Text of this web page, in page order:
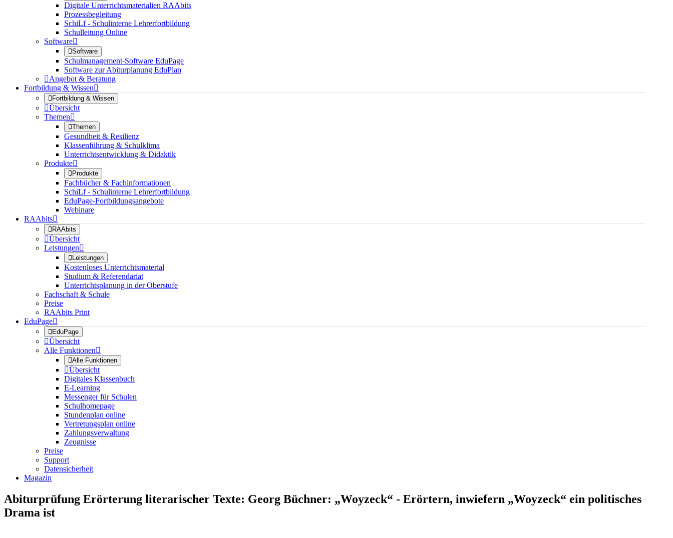
Digitale Unterrichtsmaterialien RAAbits
Prozessbegleitung
SchiLf - Schulinterne Lehrerfortbildung
Schulleitung Online
Software
Software
Schulmanagement-Software EduPage
Software zur Abiturplanung EduPlan
Angebot & Beratung
Fortbildung & Wissen
Fortbildung & Wissen
Übersicht
Themen
Themen
Gesundheit & Resilienz
Klassenführung & Schulklima
Unterrichtsentwicklung & Didaktik
Produkte
Produkte
Fachbücher & Fachinformationen
SchiLf - Schulinterne Lehrerfortbildung
EduPage-Fortbildungsangebote
Webinare
RAAbits
RAAbits
Übersicht
Leistungen
Leistungen
Kostenloses Unterrichtsmaterial
Studium & Referendariat
Unterrichtsplanung in der Oberstufe
Fachschaft & Schule
Preise
RAAbits Print
EduPage
EduPage
Übersicht
Alle Funktionen
Alle Funktionen
Übersicht
Digitales Klassenbuch
E-Learning
Messenger für Schulen
Schulhomepage
Stundenplan online
Vertretungsplan online
Zahlungsverwaltung
Zeugnisse
Preise
Support
Datensicherheit
Magazin
Abiturprüfung Erörterung literarischer Texte: Georg Büchner: „Woyzeck“ - Erörtern, inwiefern „Woyzeck“ ein politisches
Drama ist